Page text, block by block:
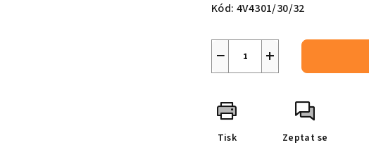
Kód: 4V4301/30/32
+
−
Tisk Zeptat se